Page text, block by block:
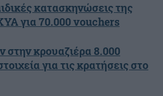
κατασκηνώσεις της
για 70.000 vouchers
στην κρουαζιέρα 8.000
για τις κρατήσεις στο